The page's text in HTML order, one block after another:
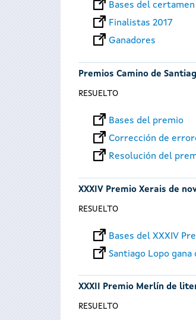
Bases del certamen
Finalistas 2017
Ganadores
Premios Camino de
RESUELTO
Bases del premio
Corrección de
Resolución del
XXXIV Premio Xerais de
RESUELTO
Bases del XXXIV
Santiago Lopo
XXXII Premio Merlín de
RESUELTO